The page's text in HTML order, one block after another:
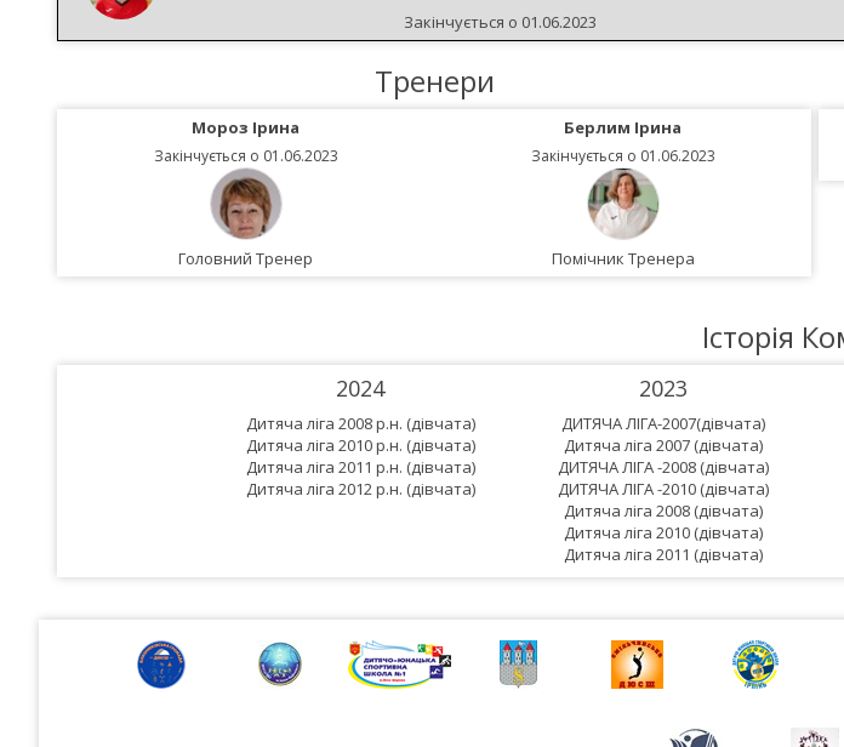
Закінчується о 01.06.2023
Тренери
Мороз Ірина
Закінчується о 01.06.2023
Головний Тренер
Берлим Ірина
Закінчується о 01.06.2023
Помічник Тренера
Історія
2024
Дитяча ліга 2008 р.н. (дівчата)
Дитяча ліга 2010 р.н. (дівчата)
Дитяча ліга 2011 р.н. (дівчата)
Дитяча ліга 2012 р.н. (дівчата)
2023
ДИТЯЧА ЛІГА-2007(дівчата)
Дитяча ліга 2007 (дівчата)
ДИТЯЧА ЛІГА -2008 (дівчата)
ДИТЯЧА ЛІГА -2010 (дівчата)
Дитяча ліга 2008 (дівчата)
Дитяча ліга 2010 (дівчата)
Дитяча ліга 2011 (дівчата)